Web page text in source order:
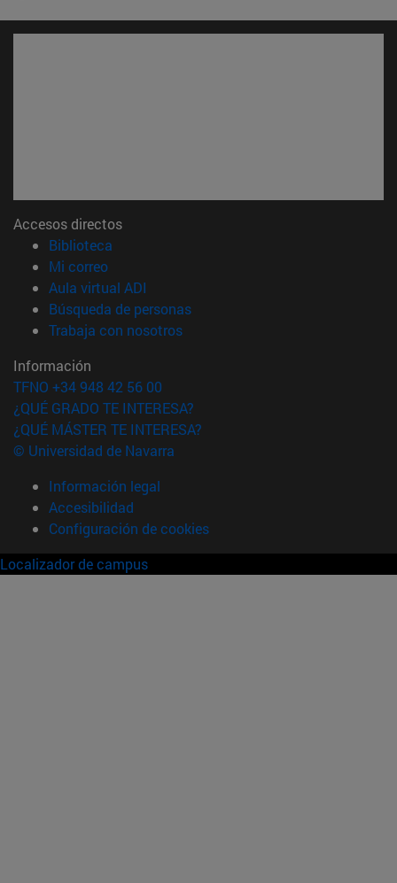
Accesos directos
Biblioteca
Mi correo(abre en nueva ventana)
Aula virtual ADI
Búsqueda de personas(abre en nueva ventana)
Trabaja con nosotros(abre en nueva ventana)
Información
TFNO +34 948 42 56 00
¿QUÉ GRADO TE INTERESA?
¿QUÉ MÁSTER TE INTERESA?
© Universidad de Navarra
Información legal
Accesibilidad
Configuración de cookies
Localizador de campus